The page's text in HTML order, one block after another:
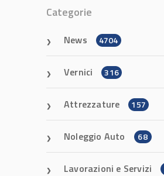
Categorie
News 4704
Vernici 316
Attrezzature 157
Noleggio Auto 68
Lavorazioni e Servizi